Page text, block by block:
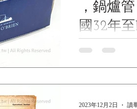
館藏》 1. 基本資料 文
TM5-3020 與
型克拉克
壓推土
，鍋爐
國32年至
至2021年)
NATIONAL
恩號 ，鍋爐管
2023年12月2日 讀